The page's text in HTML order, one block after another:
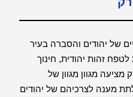
של יהודים והסברה בעיר
זהות יהודית, חינוך
מציעה מגוון מגוון של
לתת מענה לצרכיהם של יהודים